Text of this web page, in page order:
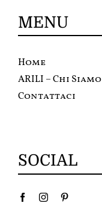
MENU
Home
ARILI – Chi Siamo
Contattaci
SOCIAL